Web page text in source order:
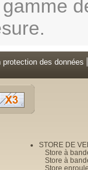
protection des données
STORE DE
Store à
Store à
Store